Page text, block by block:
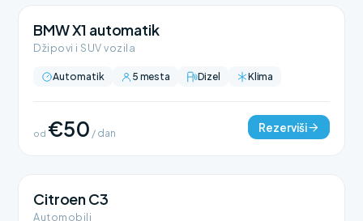
BMW X1 automatik
Džipovi i SUV vozila
Automatik 5 mesta Dizel Klima
od €50 / dan Rezerviši
Citroen C3
Automobili